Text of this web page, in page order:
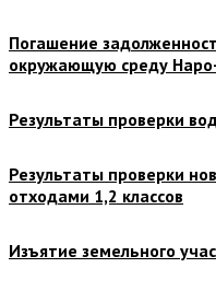
Погашение
окружающую среду
Результаты проверки
Результаты проверки
отходами 1,2 классов
Изъятие земельного